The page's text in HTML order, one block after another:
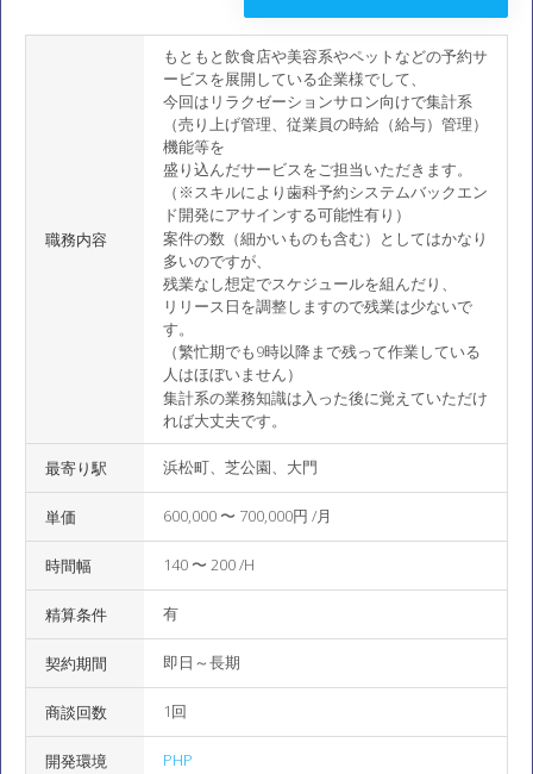
職務内容
もともと飲食店や美容系やペットなどの予約サ
ービスを展開している企業様でして、
今回はリラクゼーションサロン向けで集計系
（売り上げ管理、従業員の時給（給与）管理）
機能等を
盛り込んだサービスをご担当いただきます。
（※スキルにより歯科予約システムバックエン
ド開発にアサインする可能性有り）
案件の数（細かいものも含む）としてはかなり
多いのですが、
残業なし想定でスケジュールを組んだり、
リリース日を調整しますので残業は少ないで
す。
（繁忙期でも9時以降まで残って作業している
人はほぼいません）
集計系の業務知識は入った後に覚えていただけ
れば大丈夫です。
最寄り駅 浜松町、芝公園、大門
単価 600,000 〜 700,000円 /月
時間幅 140 〜 200 /H
精算条件 有
契約期間 即日～長期
商談回数 1回
開発環境 PHP